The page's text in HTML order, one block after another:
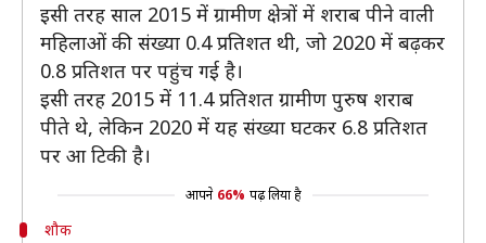
इसी तरह साल 2015 में ग्रामीण क्षेत्रों में शराब पीने वाली
महिलाओं की संख्या 0.4 प्रतिशत थी, जो 2020 में बढ़कर
0.8 प्रतिशत पर पहुंच गई है।
इसी तरह 2015 में 11.4 प्रतिशत ग्रामीण पुरुष शराब
पीते थे, लेकिन 2020 में यह संख्या घटकर 6.8 प्रतिशत
पर आ टिकी है।
आपने 66% पढ़ लिया है
शौक